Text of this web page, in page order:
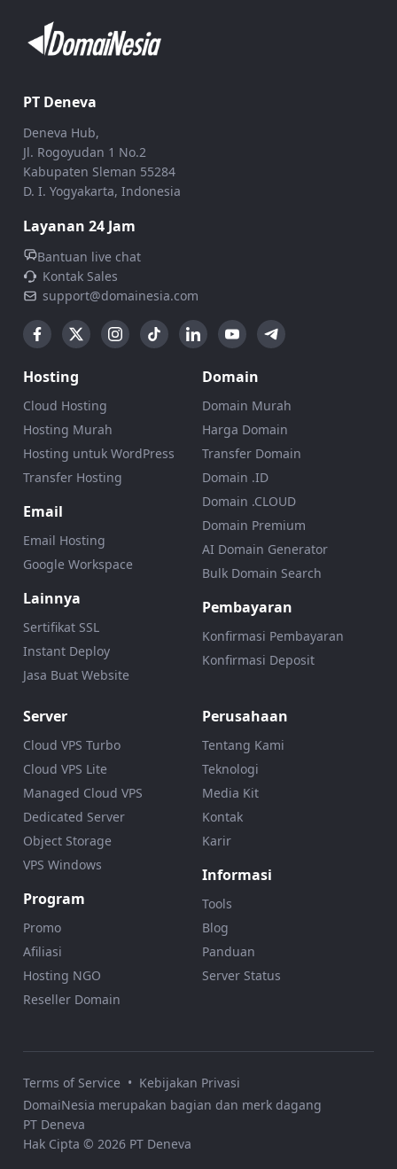
PT Deneva
Deneva Hub,
Jl. Rogoyudan 1 No.2
Kabupaten Sleman 55284
D. I. Yogyakarta, Indonesia
Layanan 24 Jam
Bantuan live chat
Kontak Sales
support@domainesia.com
Hosting
Cloud Hosting
Hosting Murah
Hosting untuk WordPress
Transfer Hosting
Email
Email Hosting
Google Workspace
Lainnya
Sertifikat SSL
Instant Deploy
Jasa Buat Website
Domain
Domain Murah
Harga Domain
Transfer Domain
Domain .ID
Domain .CLOUD
Domain Premium
AI Domain Generator
Bulk Domain Search
Pembayaran
Konfirmasi Pembayaran
Konfirmasi Deposit
Server
Cloud VPS Turbo
Cloud VPS Lite
Managed Cloud VPS
Dedicated Server
Object Storage
VPS Windows
Program
Promo
Afiliasi
Hosting NGO
Reseller Domain
Perusahaan
Tentang Kami
Teknologi
Media Kit
Kontak
Karir
Informasi
Tools
Blog
Panduan
Server Status
Terms of Service • Kebijakan Privasi
DomaiNesia merupakan bagian dan merk dagang
PT Deneva
Hak Cipta © 2026 PT Deneva